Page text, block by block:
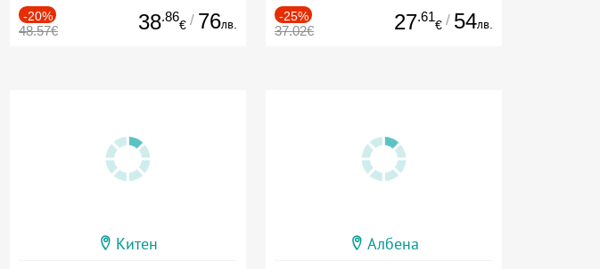
-20%
48.57€ 38.86
€ / 76лв.
-25%
37.02€ 27.61
€ / 54лв.
Китен Албена